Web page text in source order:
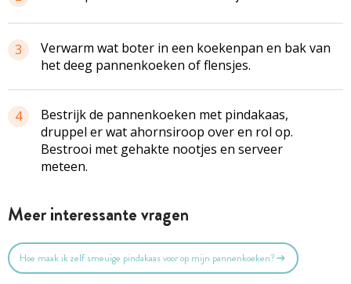
3
Verwarm wat boter in een koekenpan en bak van
het deeg pannenkoeken of flensjes.
4
Bestrijk de pannenkoeken met pindakaas,
druppel er wat ahornsiroop over en rol op.
Bestrooi met gehakte nootjes en serveer
meteen.
Meer interessante vragen
Hoe maak ik zelf smeuïge pindakaas voor op mijn pannenkoeken?